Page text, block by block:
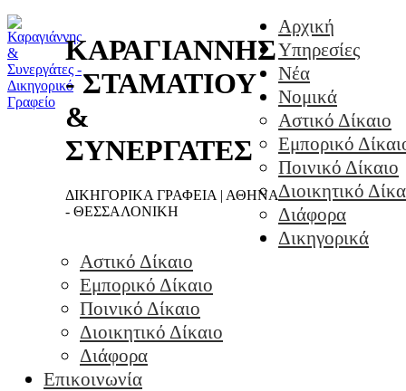
ΚΑΡΑΓΙΑΝΝΗΣ
- ΣΤΑΜΑΤΙΟΥ
&
ΣΥΝΕΡΓΑΤΕΣ
ΔΙΚΗΓΟΡΙΚΑ ΓΡΑΦΕΙΑ | ΑΘΗΝΑ
- ΘΕΣΣΑΛΟΝΙΚΗ
Αρχική
Υπηρεσίες
Νέα
Νομικά
Αστικό Δίκαιο
Εμπορικό
Ποινικό Δίκαιο
Διοικητικό
Διάφορα
Δικηγορικά
Αστικό Δίκαιο
Εμπορικό Δίκαιο
Ποινικό Δίκαιο
Διοικητικό Δίκαιο
Διάφορα
Επικοινωνία